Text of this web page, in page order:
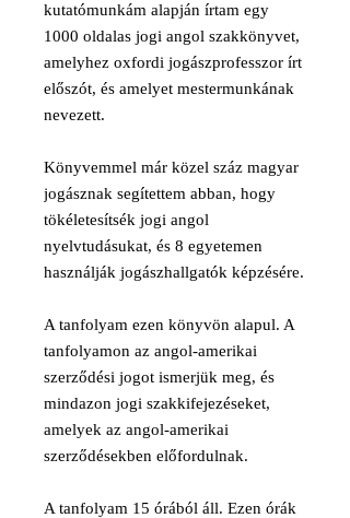
kutatómunkám alapján írtam egy
1000 oldalas jogi angol szakkönyvet,
amelyhez oxfordi jogászprofesszor írt
előszót, és amelyet mestermunkának
nevezett.
Könyvemmel már közel száz magyar
jogásznak segítettem abban, hogy
tökéletesítsék jogi angol
nyelvtudásukat, és 8 egyetemen
használják jogászhallgatók képzésére.
A tanfolyam ezen könyvön alapul. A
tanfolyamon az angol-amerikai
szerződési jogot ismerjük meg, és
mindazon jogi szakkifejezéseket,
amelyek az angol-amerikai
szerződésekben előfordulnak.
A tanfolyam 15 órából áll. Ezen órák